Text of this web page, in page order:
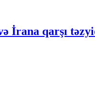
İrana qarşı